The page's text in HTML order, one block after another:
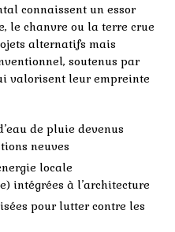
connaissent un essor
le chanvre ou la terre crue
alternatifs mais
soutenus par
valorisent leur empreinte
de pluie devenus
neuves
locale
intégrées à l’architecture
pour lutter contre les